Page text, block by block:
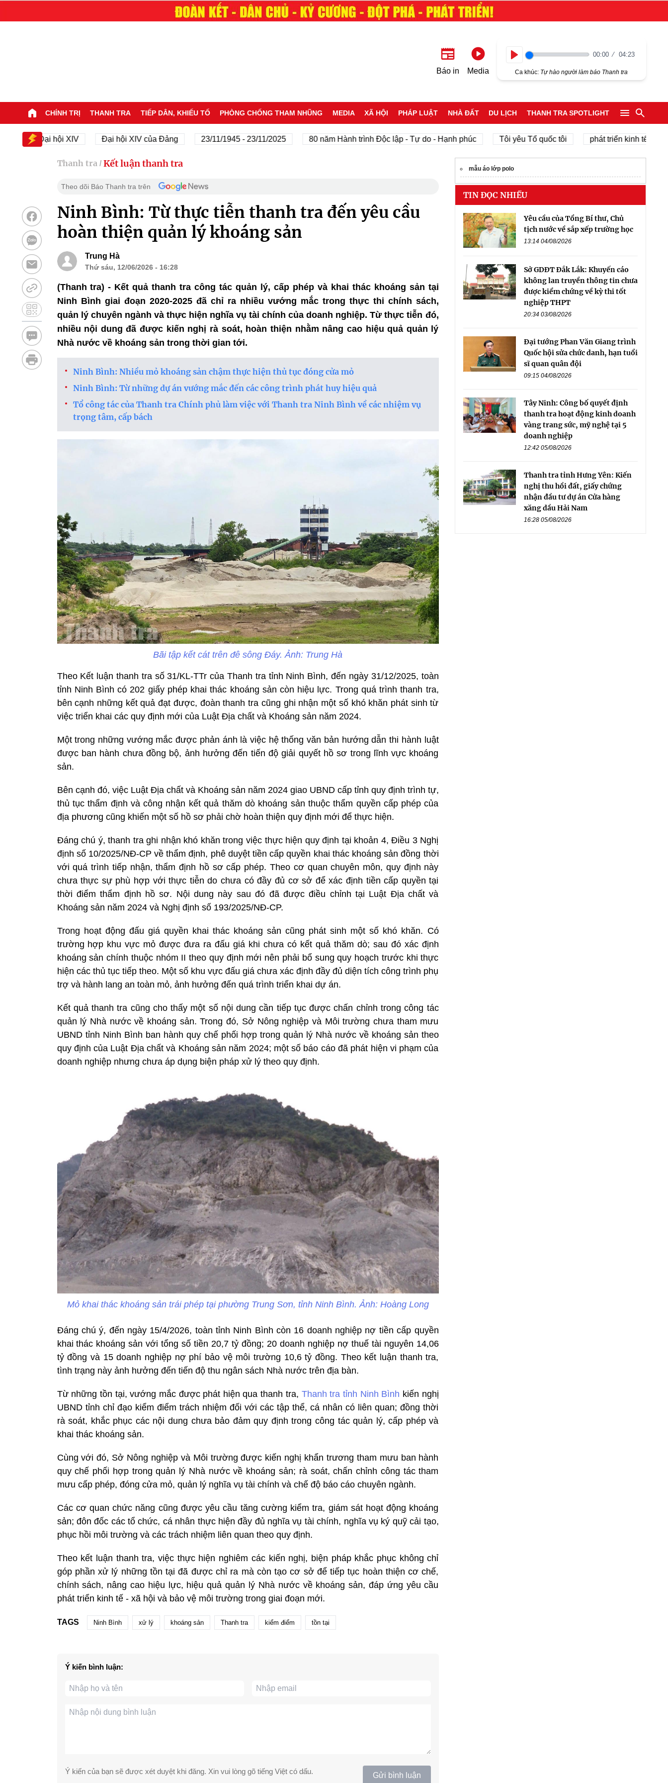
Báo in Media
00:00 04:23
Ca khúc: Tự hào người làm báo Thanh tra
CHÍNH TRỊ THANH TRA TIẾP DÂN, KHIẾU TỐ PHÒNG CHỐNG THAM NHŨNG MEDIA XÃ HỘI PHÁP LUẬT NHÀ ĐẤT DU LỊCH THANH TRA SPOTLIGHT
Đại hội XIV Đại hội XIV của Đảng 23/11/1945 - 23/11/2025 80 năm Hành trình Độc lập - Tự do - Hạnh phúc Tôi yêu Tổ quốc tôi phát triển kinh tế tư nhân
Thanh tra / Kết luận thanh tra
Theo dõi Báo Thanh tra trên
Ninh Bình: Từ thực tiễn thanh tra đến yêu cầu
hoàn thiện quản lý khoáng sản
Trung Hà
Thứ sáu, 12/06/2026 - 16:28
(Thanh tra) - Kết quả thanh tra công tác quản lý, cấp phép và khai thác khoáng sản tại
Ninh Bình giai đoạn 2020-2025 đã chỉ ra nhiều vướng mắc trong thực thi chính sách,
quản lý chuyên ngành và thực hiện nghĩa vụ tài chính của doanh nghiệp. Từ thực tiễn đó,
nhiều nội dung đã được kiến nghị rà soát, hoàn thiện nhằm nâng cao hiệu quả quản lý
Nhà nước về khoáng sản trong thời gian tới.
Ninh Bình: Nhiều mỏ khoáng sản chậm thực hiện thủ tục đóng cửa mỏ
Ninh Bình: Từ những dự án vướng mắc đến các công trình phát huy hiệu quả
Tổ công tác của Thanh tra Chính phủ làm việc với Thanh tra Ninh Bình về các nhiệm vụ
trọng tâm, cấp bách
Bãi tập kết cát trên đê sông Đáy. Ảnh: Trung Hà
Theo Kết luận thanh tra số 31/KL-TTr của Thanh tra tỉnh Ninh Bình, đến ngày 31/12/2025, toàn
tỉnh Ninh Bình có 202 giấy phép khai thác khoáng sản còn hiệu lực. Trong quá trình thanh tra,
bên cạnh những kết quả đạt được, đoàn thanh tra cũng ghi nhận một số khó khăn phát sinh từ
việc triển khai các quy định mới của Luật Địa chất và Khoáng sản năm 2024.
Một trong những vướng mắc được phản ánh là việc hệ thống văn bản hướng dẫn thi hành luật
được ban hành chưa đồng bộ, ảnh hưởng đến tiến độ giải quyết hồ sơ trong lĩnh vực khoáng
sản.
Bên cạnh đó, việc Luật Địa chất và Khoáng sản năm 2024 giao UBND cấp tỉnh quy định trình tự,
thủ tục thẩm định và công nhận kết quả thăm dò khoáng sản thuộc thẩm quyền cấp phép của
địa phương cũng khiến một số hồ sơ phải chờ hoàn thiện quy định mới để thực hiện.
Đáng chú ý, thanh tra ghi nhận khó khăn trong việc thực hiện quy định tại khoản 4, Điều 3 Nghị
định số 10/2025/NĐ-CP về thẩm định, phê duyệt tiền cấp quyền khai thác khoáng sản đồng thời
với quá trình tiếp nhận, thẩm định hồ sơ cấp phép. Theo cơ quan chuyên môn, quy định này
chưa thực sự phù hợp với thực tiễn do chưa có đầy đủ cơ sở để xác định tiền cấp quyền tại
thời điểm thẩm định hồ sơ. Nội dung này sau đó đã được điều chỉnh tại Luật Địa chất và
Khoáng sản năm 2024 và Nghị định số 193/2025/NĐ-CP.
Trong hoạt động đấu giá quyền khai thác khoáng sản cũng phát sinh một số khó khăn. Có
trường hợp khu vực mỏ được đưa ra đấu giá khi chưa có kết quả thăm dò; sau đó xác định
khoáng sản chính thuộc nhóm II theo quy định mới nên phải bổ sung quy hoạch trước khi thực
hiện các thủ tục tiếp theo. Một số khu vực đấu giá chưa xác định đầy đủ diện tích công trình phụ
trợ và hành lang an toàn mỏ, ảnh hưởng đến quá trình triển khai dự án.
Kết quả thanh tra cũng cho thấy một số nội dung cần tiếp tục được chấn chỉnh trong công tác
quản lý Nhà nước về khoáng sản. Trong đó, Sở Nông nghiệp và Môi trường chưa tham mưu
UBND tỉnh Ninh Bình ban hành quy chế phối hợp trong quản lý Nhà nước về khoáng sản theo
quy định của Luật Địa chất và Khoáng sản năm 2024; một số báo cáo đã phát hiện vi phạm của
doanh nghiệp nhưng chưa áp dụng biện pháp xử lý theo quy định.
Mỏ khai thác khoáng sản trái phép tại phường Trung Sơn, tỉnh Ninh Bình. Ảnh: Hoàng Long
Đáng chú ý, đến ngày 15/4/2026, toàn tỉnh Ninh Bình còn 16 doanh nghiệp nợ tiền cấp quyền
khai thác khoáng sản với tổng số tiền 20,7 tỷ đồng; 20 doanh nghiệp nợ thuế tài nguyên 14,06
tỷ đồng và 15 doanh nghiệp nợ phí bảo vệ môi trường 10,6 tỷ đồng. Theo kết luận thanh tra,
tình trạng này ảnh hưởng đến tiến độ thu ngân sách Nhà nước trên địa bàn.
Từ những tồn tại, vướng mắc được phát hiện qua thanh tra, Thanh tra tỉnh Ninh Bình kiến nghị
UBND tỉnh chỉ đạo kiểm điểm trách nhiệm đối với các tập thể, cá nhân có liên quan; đồng thời
rà soát, khắc phục các nội dung chưa bảo đảm quy định trong công tác quản lý, cấp phép và
khai thác khoáng sản.
Cùng với đó, Sở Nông nghiệp và Môi trường được kiến nghị khẩn trương tham mưu ban hành
quy chế phối hợp trong quản lý Nhà nước về khoáng sản; rà soát, chấn chỉnh công tác tham
mưu cấp phép, đóng cửa mỏ, quản lý nghĩa vụ tài chính và chế độ báo cáo chuyên ngành.
Các cơ quan chức năng cũng được yêu cầu tăng cường kiểm tra, giám sát hoạt động khoáng
sản; đôn đốc các tổ chức, cá nhân thực hiện đầy đủ nghĩa vụ tài chính, nghĩa vụ ký quỹ cải tạo,
phục hồi môi trường và các trách nhiệm liên quan theo quy định.
Theo kết luận thanh tra, việc thực hiện nghiêm các kiến nghị, biện pháp khắc phục không chỉ
góp phần xử lý những tồn tại đã được chỉ ra mà còn tạo cơ sở để tiếp tục hoàn thiện cơ chế,
chính sách, nâng cao hiệu lực, hiệu quả quản lý Nhà nước về khoáng sản, đáp ứng yêu cầu
phát triển kinh tế - xã hội và bảo vệ môi trường trong giai đoạn mới.
TAGS Ninh Bình xử lý khoáng sản Thanh tra kiểm điểm tồn tại
Ý kiến bình luận:
Ý kiến của bạn sẽ được xét duyệt khi đăng. Xin vui lòng gõ tiếng Việt có dấu. Gửi bình luận
mẫu áo lớp polo
TIN ĐỌC NHIỀU
Yêu cầu của Tổng Bí thư, Chủ
tịch nước về sắp xếp trường học
13:14 04/08/2026
Sở GDĐT Đắk Lắk: Khuyến cáo
không lan truyền thông tin chưa
được kiểm chứng về kỳ thi tốt
nghiệp THPT
20:34 03/08/2026
Đại tướng Phan Văn Giang trình
Quốc hội sửa chức danh, hạn tuổi
sĩ quan quân đội
09:15 04/08/2026
Tây Ninh: Công bố quyết định
thanh tra hoạt động kinh doanh
vàng trang sức, mỹ nghệ tại 5
doanh nghiệp
12:42 05/08/2026
Thanh tra tỉnh Hưng Yên: Kiến
nghị thu hồi đất, giấy chứng
nhận đầu tư dự án Cửa hàng
xăng dầu Hải Nam
16:28 05/08/2026